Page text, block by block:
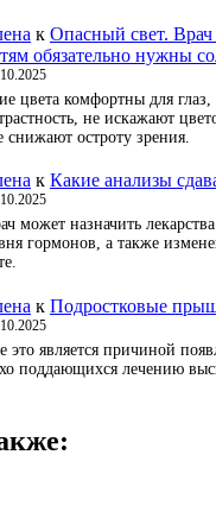
к Опасный свет. Врач
обязательно нужны
цвета комфортны для
не искажают
снижают остроту зрения.
к Какие анализы
может назначить
гормонов, а также
к Подростковые
это является причиной
поддающихся лечению